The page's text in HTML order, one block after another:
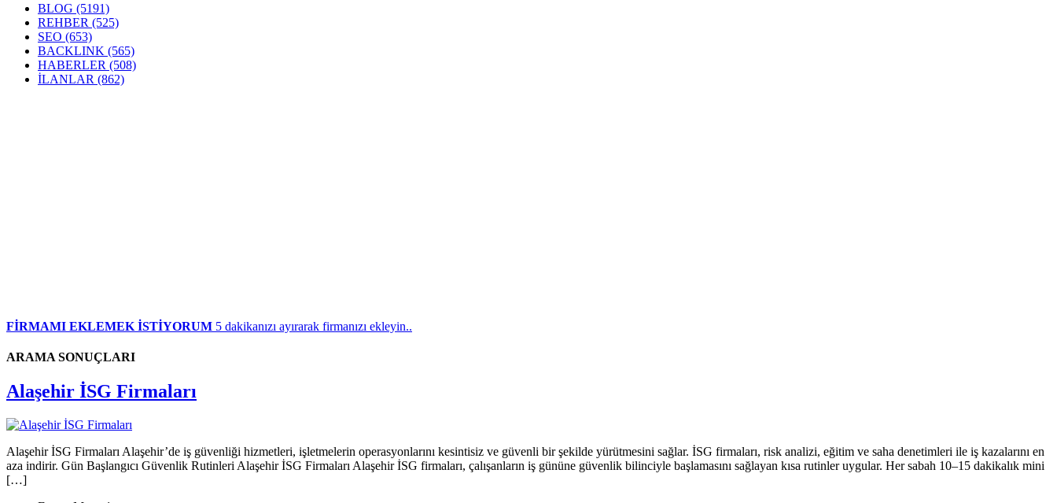
BLOG (5191)
REHBER (525)
SEO (653)
BACKLINK (565)
HABERLER (508)
İLANLAR (862)
FİRMAMI EKLEMEK İSTİYORUM 5 dakikanızı ayırarak firmanızı ekleyin..
ARAMA SONUÇLARI
Alaşehir İSG Firmaları
Alaşehir İSG Firmaları Alaşehir’de iş güvenliği hizmetleri, işletmelerin operasyonlarını kesintisiz ve güvenli bir şekilde yürütmesini sağlar. İSG firmaları, risk analizi, eğitim ve saha denetimleri ile iş kazalarını en
aza indirir. Gün Başlangıcı Güvenlik Rutinleri Alaşehir İSG Firmaları Alaşehir İSG firmaları, çalışanların iş gününe güvenlik bilinciyle başlamasını sağlayan kısa rutinler uygular. Her sabah 10–15 dakikalık mini
[…]